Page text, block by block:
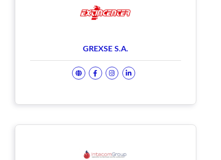
GREXSE S.A.